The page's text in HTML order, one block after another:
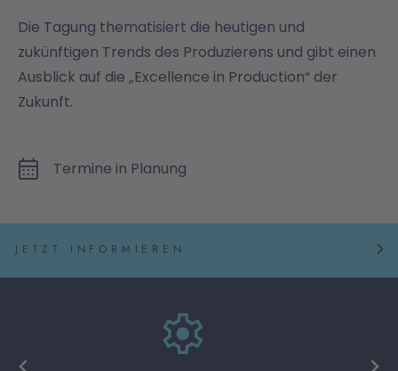
Die Tagung thematisiert die heutigen und
zukünftigen Trends des Produzierens und gibt einen
Ausblick auf die „Excellence in Production“ der
Zukunft.
Termine in Planung
JETZT INFORMIEREN